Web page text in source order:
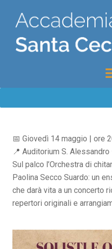
📅 Giovedì 14 maggio | ore
📍 Auditorium S.
Sul palco l’Orchestra di
Paolina Secco Suardo: un
che darà vita a un concerto
repertori originali e